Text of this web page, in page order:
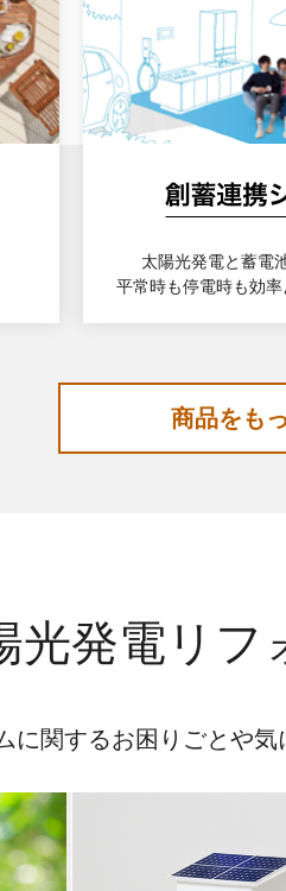
太陽光発電と蓄電
平常時も停電時も効率
商品をも
光発電リフ
に関するお困りごとや気